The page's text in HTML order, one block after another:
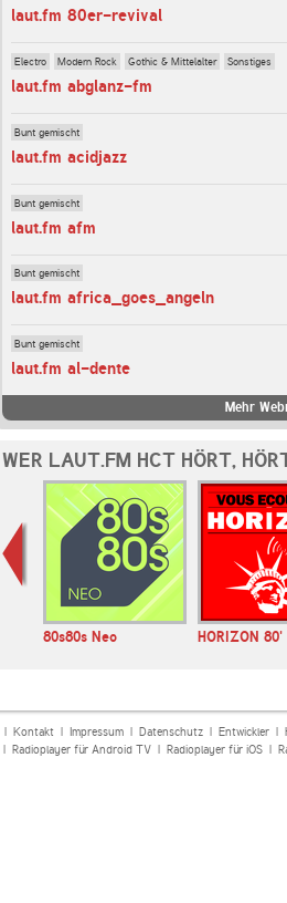
laut.fm 80er-revival
Electro Modern Rock Gothic & Mittelalter Sonstiges
laut.fm abglanz-fm
Bunt gemischt
laut.fm acidjazz
Bunt gemischt
laut.fm afm
Bunt gemischt
laut.fm africa_goes_angeln
Bunt gemischt
laut.fm al-dente
Mehr
WER LAUT.FM HCT HÖRT,
80s80s Neo HORIZON 80'
Kontakt| Impressum| Datenschutz| Entwickler|
Radioplayer für Android TV| Radioplayer für iOS|